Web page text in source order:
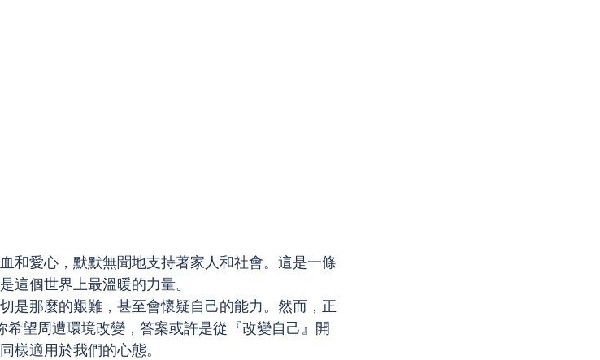
和愛心，默默無聞地支持著家人和社會。這是一條
這個世界上最溫暖的力量。
是那麼的艱難，甚至會懷疑自己的能力。然而，正
望周遭環境改變，答案或許是從『改變自己』開
樣適用於我們的心態。